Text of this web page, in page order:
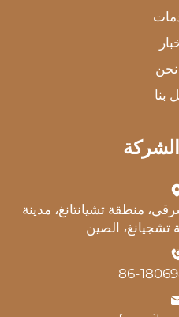
بنا
الشرقي، منطقة تشيانتانغ، مدينة
تشجيانغ، الصين